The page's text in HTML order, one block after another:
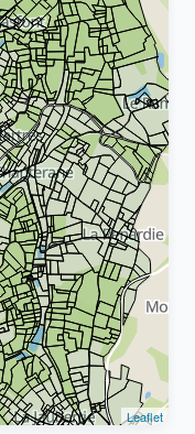
Leaflet